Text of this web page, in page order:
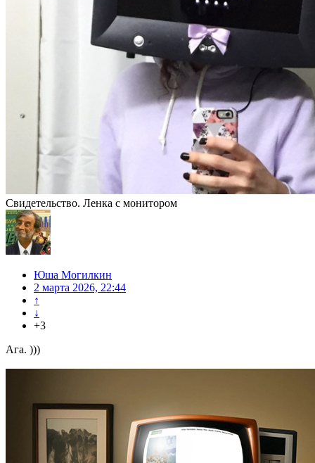
Свидетельство. Ленка с монитором
Юша Могилкин
2 марта 2026, 22:44
↑
↓
+3
Ага. )))